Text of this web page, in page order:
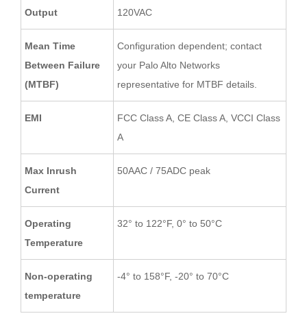
Output
120VAC
Mean Time
Between Failure
(MTBF)
Configuration dependent; contact
your Palo Alto Networks
representative for MTBF details.
EMI
FCC Class A, CE Class A, VCCI Class
A
Max Inrush
Current
50AAC / 75ADC peak
Operating
Temperature
32° to 122°F, 0° to 50°C
Non-operating
temperature
-4° to 158°F, -20° to 70°C